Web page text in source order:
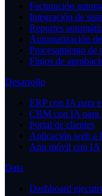
Facturación
Integración de
Reportes
Automatización
Procesamiento de
Flujos de
Desarrollo
ERP con IA para
CRM con IA para
Portal de clientes
Aplicación web a
App móvil con IA
Data
Dashboard